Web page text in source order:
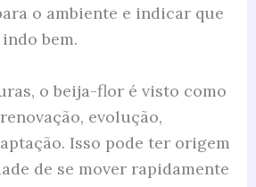
o ambiente e indicar que
bem.
o beija-flor é visto como
evolução,
Isso pode ter origem
de se mover rapidamente